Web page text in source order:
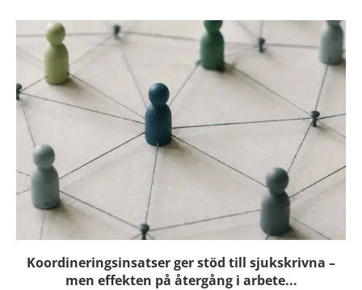
Koordineringsinsatser ger stöd till sjukskrivna –
men effekten på återgång i arbete...